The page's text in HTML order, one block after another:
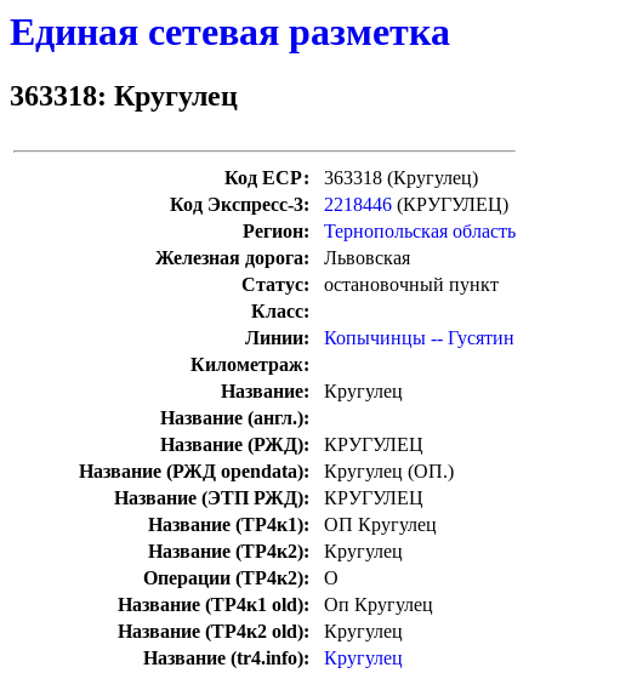
Единая сетевая разметка
363318: Кругулец
Код ЕСР:
363318 (Кругулец)
Код Экспресс-3:
2218446 (КРУГУЛЕЦ)
Регион:
Тернопольская область
Железная дорога:
Львовская
Статус:
остановочный пункт
Класс:
Линии:
Копычинцы -- Гусятин
Километраж:
Название:
Кругулец
Название (англ.):
Название (РЖД):
КРУГУЛЕЦ
Название (РЖД opendata):
Кругулец (ОП.)
Название (ЭТП РЖД):
КРУГУЛЕЦ
Название (ТР4к1):
ОП Кругулец
Название (ТР4к2):
Кругулец
Операции (ТР4к2):
О
Название (ТР4к1 old):
Оп Кругулец
Название (ТР4к2 old):
Кругулец
Название (tr4.info):
Кругулец